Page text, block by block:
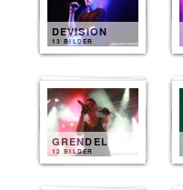
DEVISION
13 BILDER
GRENDEL
12 BILDER